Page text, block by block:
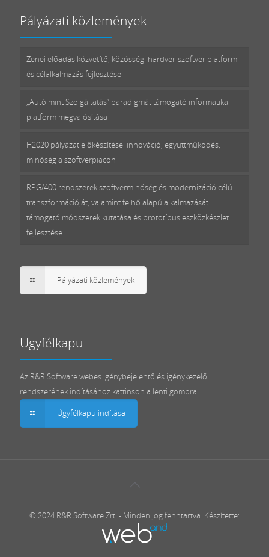
Pályázati közlemények
Zenei előadás közvetítő, közösségi hardver-szoftver platform
és célalkalmazás fejlesztése
„Autó mint Szolgáltatás” paradigmát támogató informatikai
platform megvalósítása
H2020 pályázat előkészítése: innováció, együttműködés,
minőség a szoftverpiacon
RPG/400 rendszerek szoftverminőség és modernizáció célú
transzformációját, valamint felhő alapú alkalmazását
támogató módszerek kutatása és prototípus eszközkészlet
fejlesztése
Pályázati közlemények
Ügyfélkapu
Az R&R Software webes igénybejelentő és igénykezelő
rendszerének indításához kattinson a lenti gombra.
Ügyfélkapu indítása
© 2024 R&R Software Zrt. - Minden jog fenntartva. Készítette: